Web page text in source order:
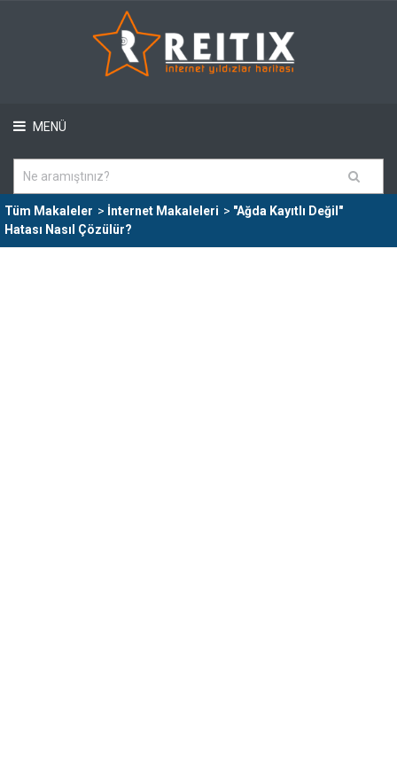
MENÜ
Tüm Makaleler > İnternet Makaleleri > "Ağda Kayıtlı Değil"
Hatası Nasıl Çözülür?